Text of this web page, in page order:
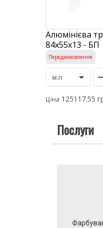
Алюмінієва
84х55х13 - БП
Передзамовлення
Ціна 125117.55
Послуги